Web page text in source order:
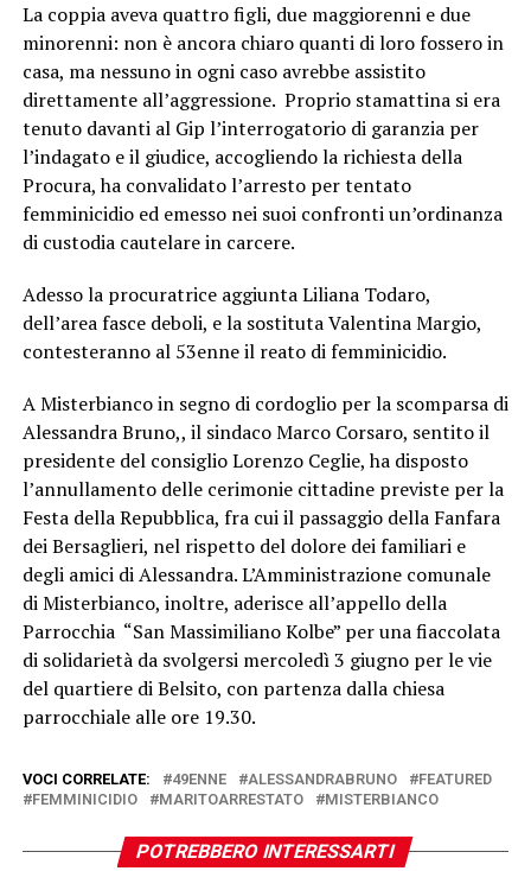
La coppia aveva quattro figli, due maggiorenni e due
minorenni: non è ancora chiaro quanti di loro fossero in
casa, ma nessuno in ogni caso avrebbe assistito
direttamente all’aggressione. Proprio stamattina si era
tenuto davanti al Gip l’interrogatorio di garanzia per
l’indagato e il giudice, accogliendo la richiesta della
Procura, ha convalidato l’arresto per tentato
femminicidio ed emesso nei suoi confronti un’ordinanza
di custodia cautelare in carcere.
Adesso la procuratrice aggiunta Liliana Todaro,
dell’area fasce deboli, e la sostituta Valentina Margio,
contesteranno al 53enne il reato di femminicidio.
A Misterbianco in segno di cordoglio per la scomparsa di
Alessandra Bruno,, il sindaco Marco Corsaro, sentito il
presidente del consiglio Lorenzo Ceglie, ha disposto
l’annullamento delle cerimonie cittadine previste per la
Festa della Repubblica, fra cui il passaggio della Fanfara
dei Bersaglieri, nel rispetto del dolore dei familiari e
degli amici di Alessandra. L’Amministrazione comunale
di Misterbianco, inoltre, aderisce all’appello della
Parrocchia “San Massimiliano Kolbe” per una fiaccolata
di solidarietà da svolgersi mercoledì 3 giugno per le vie
del quartiere di Belsito, con partenza dalla chiesa
parrocchiale alle ore 19.30.
VOCI CORRELATE: 49ENNE ALESSANDRABRUNO
FEATURED
FEMMINICIDIO
MARITOARRESTATO MISTERBIANCO
POTREBBERO INTERESSARTI